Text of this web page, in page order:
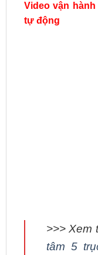
Video vận
tự động
>>> Xem
tâm 5